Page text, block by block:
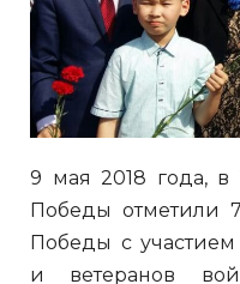
9 мая 2018 года,
Победы отметили
Победы с
и ветеранов